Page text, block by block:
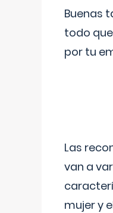
Buenas
todo
por tu
Las
van a
mujer y